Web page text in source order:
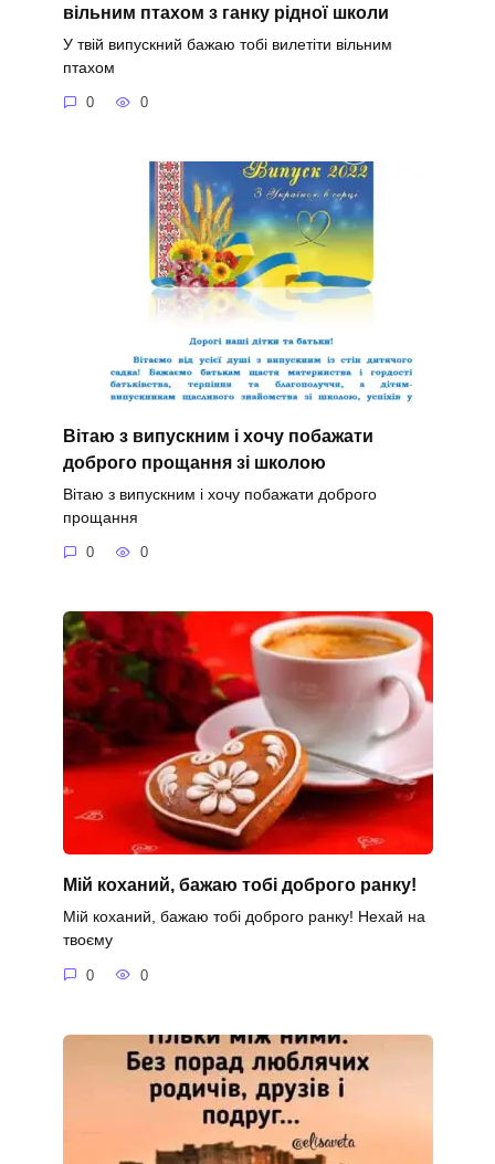
вільним птахом з ганку рідної школи
У твій випускний бажаю тобі вилетіти вільним
птахом
0 0
Вітаю з випускним і хочу побажати
доброго прощання зі школою
Вітаю з випускним і хочу побажати доброго
прощання
0 0
Мій коханий, бажаю тобі доброго ранку!
Мій коханий, бажаю тобі доброго ранку! Нехай на
твоєму
0 0